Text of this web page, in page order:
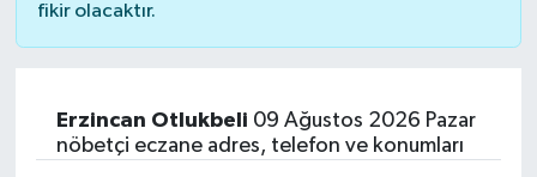
fikir olacaktır.
Erzincan Otlukbeli 09 Ağustos 2026 Pazar
nöbetçi eczane adres, telefon ve konumları